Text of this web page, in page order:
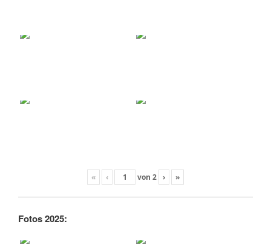
« ‹ von 2 › »
Fotos 2025: